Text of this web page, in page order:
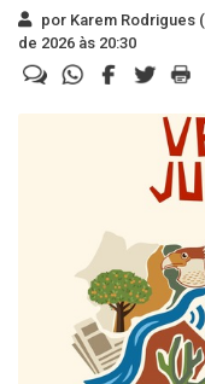
por Karem Rodrigues
de 2026 às 20:30